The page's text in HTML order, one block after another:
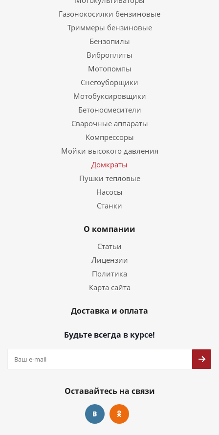
Газонокосилки бензиновые
Триммеры бензиновые
Бензопилы
Виброплиты
Мотопомпы
Снегоуборщики
Мотобуксировщики
Бетоносмесители
Сварочные аппараты
Компрессоры
Мойки высокого давления
Домкраты
Пушки тепловые
Насосы
Станки
О компании
Статьи
Лицензии
Политика
Карта сайта
Доставка и оплата
Будьте всегда в курсе!
Оставайтесь на связи